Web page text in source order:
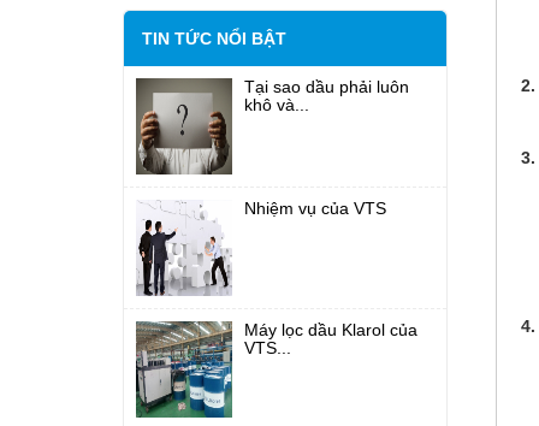
TIN TỨC NỔI BẬT
Tại sao dầu phải luôn
khô và...
Nhiệm vụ của VTS
Máy lọc dầu Klarol của
VTS...